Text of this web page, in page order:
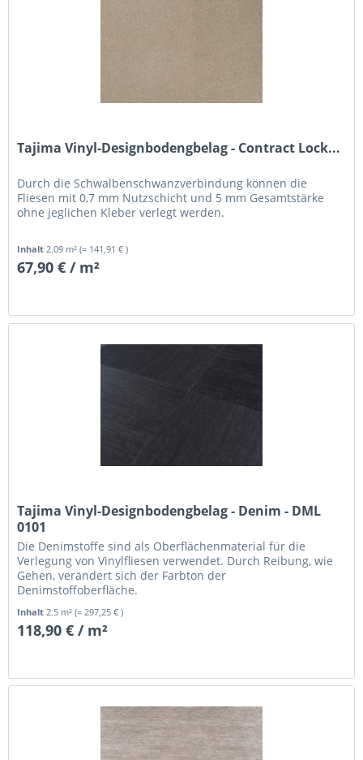
Tajima Vinyl-Designbodengbelag - Contract Lock...
Durch die Schwalbenschwanzverbindung können die
Fliesen mit 0,7 mm Nutzschicht und 5 mm Gesamtstärke
ohne jeglichen Kleber verlegt werden.
Inhalt 2.09 m²(= 141,91 € )
67,90 € / m²
Tajima Vinyl-Designbodengbelag - Denim - DML
0101
Die Denimstoffe sind als Oberflächenmaterial für die
Verlegung von Vinylfliesen verwendet. Durch Reibung, wie
Gehen, verändert sich der Farbton der
Denimstoffoberfläche.
Inhalt 2.5 m²(= 297,25 € )
118,90 € / m²